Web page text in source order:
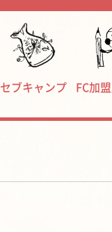
セブキャンプ FC加